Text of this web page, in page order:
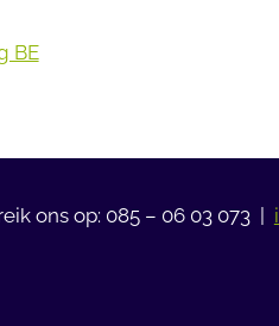
BE
ons op: 085 – 06 03 073 |